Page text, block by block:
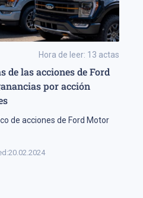
Hora de leer: 13 actas
las acciones de Ford
por acción
de acciones de Ford Motor
20.02.2024